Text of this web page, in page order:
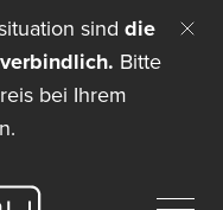
sind die
Bitte
bei Ihrem